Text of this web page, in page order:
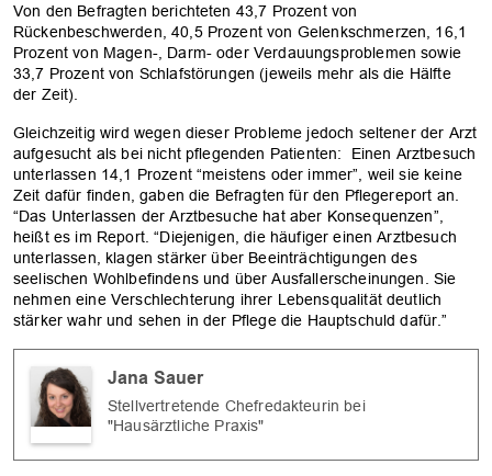
OK
Von den Befragten berichteten 43,7 Prozent von
Rückenbeschwerden, 40,5 Prozent von Gelenkschmerzen, 16,1
Prozent von Magen-, Darm- oder Verdauungsproblemen sowie
33,7 Prozent von Schlafstörungen (jeweils mehr als die Hälfte
der Zeit).
Gleichzeitig wird wegen dieser Probleme jedoch seltener der Arzt
aufgesucht als bei nicht pflegenden Patienten: Einen Arztbesuch
unterlassen 14,1 Prozent “meistens oder immer”, weil sie keine
Zeit dafür finden, gaben die Befragten für den Pflegereport an.
“Das Unterlassen der Arztbesuche hat aber Konsequenzen”,
heißt es im Report. “Diejenigen, die häufiger einen Arztbesuch
unterlassen, klagen stärker über Beeinträchtigungen des
seelischen Wohlbefindens und über Ausfallerscheinungen. Sie
nehmen eine Verschlechterung ihrer Lebensqualität deutlich
stärker wahr und sehen in der Pflege die Hauptschuld dafür.”
Jana Sauer
Stellvertretende Chefredakteurin bei
"Hausärztliche Praxis"